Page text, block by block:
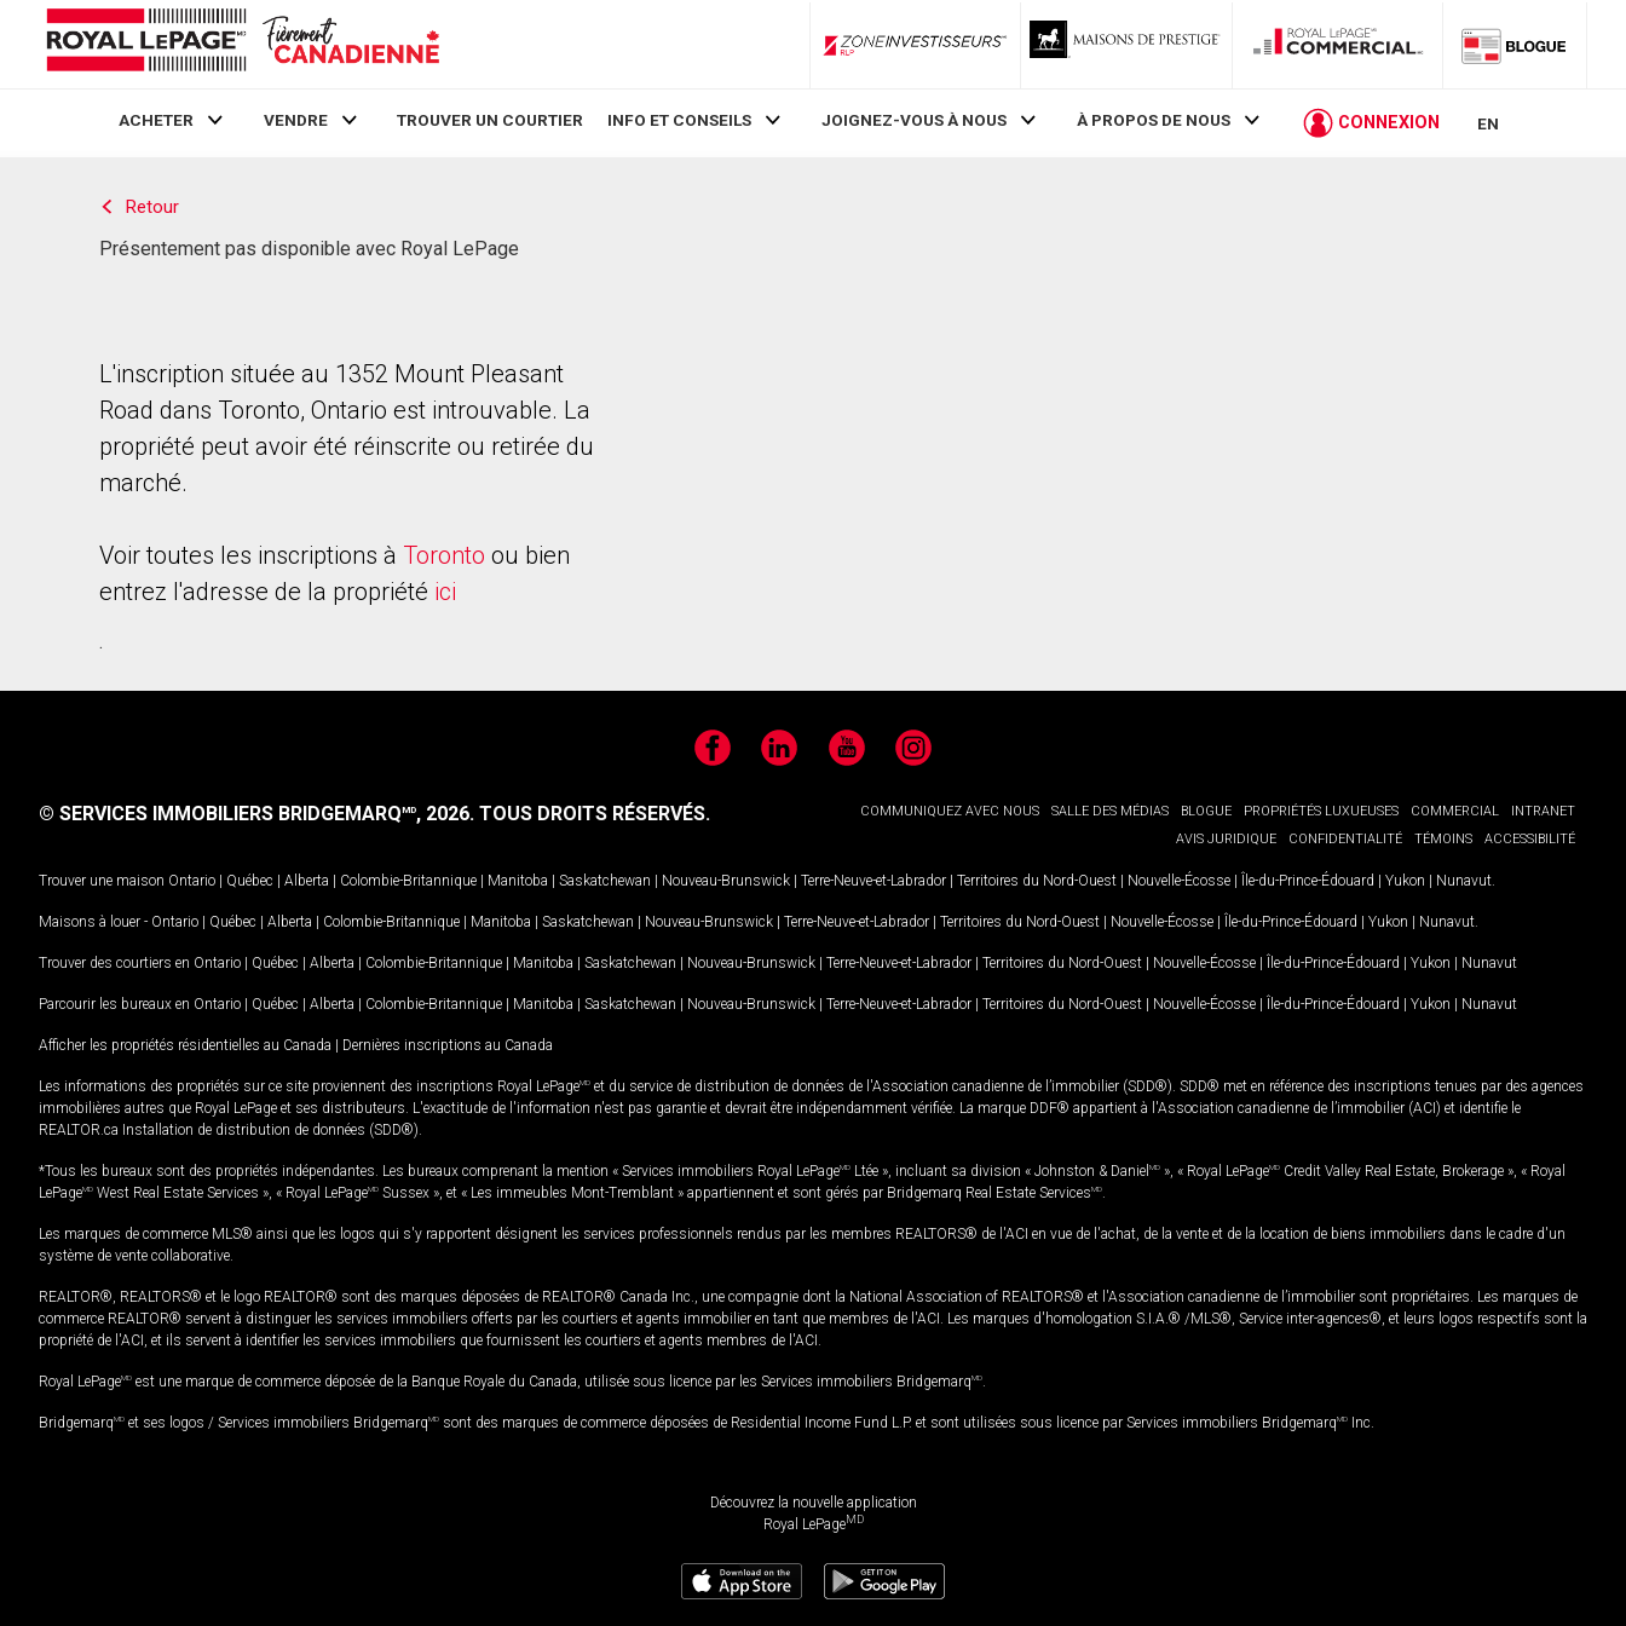
ZoneInvestisseurs RLP
ACHETER VENDRE TROUVER UN COURTIER INFO ET CONSEILS JOIGNEZ-VOUS À NOUS À PROPOS DE NOUS CONNEXION EN
Retour
Présentement pas disponible avec Royal LePage
L'inscription située au 1352 Mount Pleasant
Road dans Toronto, Ontario est introuvable. La
propriété peut avoir été réinscrite ou retirée du
marché.
Voir toutes les inscriptions à Toronto ou bien
entrez l'adresse de la propriété ici
.
FacebookLinkedIn YouTubeInstagram
COMMUNIQUEZ AVEC NOUS SALLE DES MÉDIAS BLOGUE PROPRIÉTÉS LUXUEUSES COMMERCIAL
INTRANET
AVIS JURIDIQUE
CONFIDENTIALITÉ TÉMOINS ACCESSIBILITÉ
© SERVICES IMMOBILIERS BRIDGEMARQMD, 2026. TOUS DROITS RÉSERVÉS.
Trouver une maison Ontario | Québec | Alberta | Colombie-Britannique | Manitoba | Saskatchewan | Nouveau-Brunswick | Terre-Neuve-et-Labrador | Territoires du Nord-Ouest | Nouvelle-Écosse | Île-du-Prince-Édouard | Yukon | Nunavut
Maisons à louer - Ontario | Québec | Alberta | Colombie-Britannique | Manitoba | Saskatchewan | Nouveau-Brunswick | Terre-Neuve-et-Labrador | Territoires du Nord-Ouest | Nouvelle-Écosse | Île-du-Prince-Édouard | Yukon | Nunavut
Trouver des courtiers en Ontario | Québec | Alberta | Colombie-Britannique | Manitoba | Saskatchewan | Nouveau-Brunswick | Terre-Neuve-et-Labrador | Territoires du Nord-Ouest | Nouvelle-Écosse | Île-du-Prince-Édouard | Yukon | Nunavut
Parcourir les bureaux en Ontario | Québec | Alberta | Colombie-Britannique | Manitoba | Saskatchewan | Nouveau-Brunswick | Terre-Neuve-et-Labrador | Territoires du Nord-Ouest | Nouvelle-Écosse | Île-du-Prince-Édouard | Yukon | Nunavut
Afficher les propriétés résidentielles au Canada | Dernières inscriptions au Canada
Les informations des propriétés sur ce site proviennent des inscriptions Royal LePageMD et du service de distribution de données de l'Association canadienne de l’immobilier (SDD®). SDD® met en référence des inscriptions tenues par des agences
immobilières autres que Royal LePage et ses distributeurs. L'exactitude de l'information n'est pas garantie et devrait être indépendamment vérifiée. La marque DDF® appartient à l'Association canadienne de l’immobilier (ACI) et identifie le
REALTOR.ca Installation de distribution de données (SDD®).
*Tous les bureaux sont des propriétés indépendantes. Les bureaux comprenant la mention « Services immobiliers Royal LePageMD Ltée », incluant sa division « Johnston & Daniel MD », « Royal LePageMD Credit Valley Real Estate, Brokerage », « Royal
LePageMD West Real Estate Services », « Royal LePageMD Sussex », et « Les immeubles Mont-Tremblant » appartiennent et sont gérés par Bridgemarq Real Estate ServicesMD
Les marques de commerce MLS® ainsi que les logos qui s'y rapportent désignent les services professionnels rendus par les membres REALTORS® de l'ACI en vue de l'achat, de la vente et de la location de biens immobiliers dans le cadre d'un
système de vente collaborative.
REALTOR®, REALTORS® et le logo REALTOR® sont des marques déposées de REALTOR® Canada Inc., une compagnie dont la National Association of REALTORS® et l'Association canadienne de l’immobilier sont propriétaires. Les marques de
commerce REALTOR® servent à distinguer les services immobiliers offerts par les courtiers et agents immobilier en tant que membres de l'ACI. Les marques d'homologation S.I.A.® /MLS®, Service inter-agences®, et leurs logos respectifs sont la
propriété de l'ACI, et ils servent à identifier les services immobiliers que fournissent les courtiers et agents membres de l'ACI.
Royal LePageMD est une marque de commerce déposée de la Banque Royale du Canada, utilisée sous licence par les Services immobiliers BridgemarqMD
BridgemarqMD et ses logos / Services immobiliers BridgemarqMD sont des marques de commerce déposées de Residential Income Fund L.P. et sont utilisées sous licence par Services immobiliers BridgemarqMD Inc.
Découvrez la nouvelle application
Royal LePageMD